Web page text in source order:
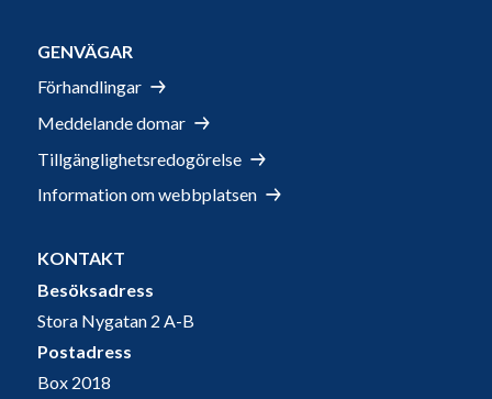
GENVÄGAR
Förhandlingar
Meddelande domar
Tillgänglighetsredogörelse
Information om webbplatsen
KONTAKT
Besöksadress
Stora Nygatan 2 A-B
Postadress
Box 2018